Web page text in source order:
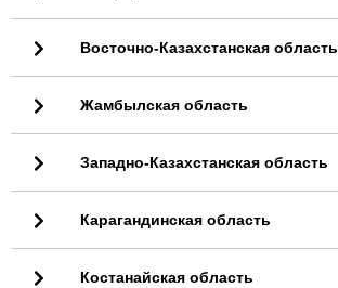
Восточно-Казахстанская область
Жамбылская область
Западно-Казахстанская область
Карагандинская область
Костанайская область